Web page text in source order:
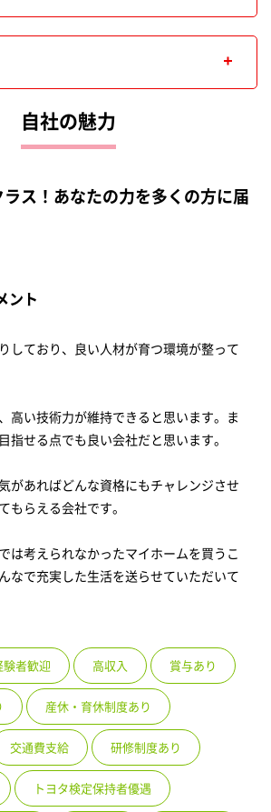
自社の魅力
ス！あなたの力を多くの方に届
ント
しており、良い人材が育つ環境が整って
高い技術力が維持できると思います。ま
指せる点でも良い会社だと思います。
があればどんな資格にもチャレンジさせ
もらえる会社です。
は考えられなかったマイホームを買うこ
なで充実した生活を送らせていただいて
験者歓迎 高収入 賞与あり
産休・育休制度あり
交通費支給 研修制度あり
トヨタ検定保持者優遇